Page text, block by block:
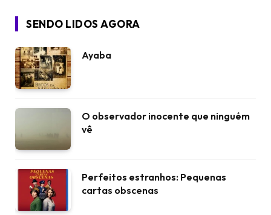
SENDO LIDOS AGORA
Ayaba
O observador inocente que ninguém
vê
Perfeitos estranhos: Pequenas
cartas obscenas